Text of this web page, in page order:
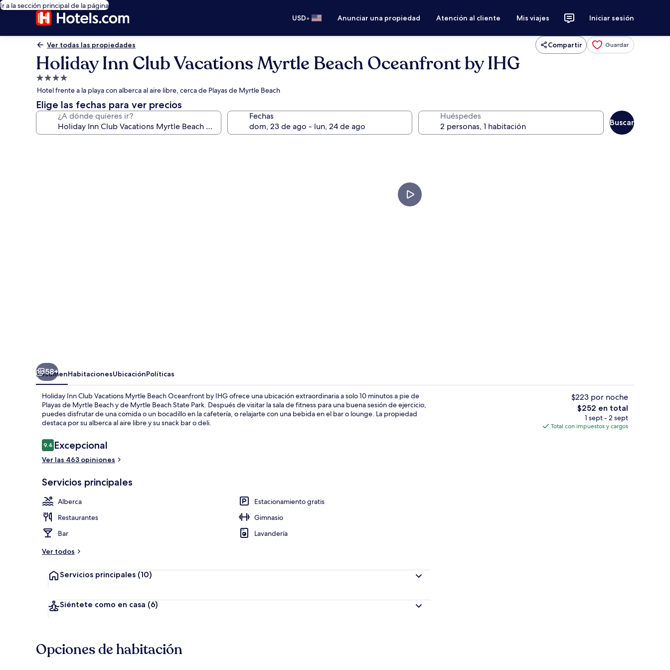
Ir a la sección principal de la página
USD• Anunciar una propiedad Atención al cliente Mis viajes Iniciar sesión
Ver todas las propiedades Compartir Guardar
Holiday Inn Club Vacations Myrtle Beach Oceanfront by IHG
Propiedad
de
4.0
estrellas
Hotel frente a la playa con alberca al aire libre, cerca de Playas de Myrtle Beach
Elige las fechas para ver precios
¿A dónde quieres ir? Fechas Huéspedes
Buscar
Bar (en la propiedad)
58+
ResumenHabitacionesUbicaciónPolíticas
Holiday Inn Club Vacations Myrtle Beach Oceanfront by IHG ofrece una ubicación extraordinaria a solo 10 minutos a pie de
Playas de Myrtle Beach y de Myrtle Beach State Park. Después de visitar la sala de fitness para una buena sesión de ejercicio,
puedes disfrutar de una comida o un bocadillo en la cafetería, o relajarte con una bebida en el bar o lounge. La propiedad
destaca por su alberca al aire libre y su snack bar o deli.
Opiniones
9.49.4 de 10,
Excepcional
Ver las 463 opiniones
Servicios principales
Alberca
Estacionamiento gratis
Restaurantes
Gimnasio
Bar
Lavandería
Ver todos
Servicios principales (10)
Siéntete como en casa (6)
$223 por noche
El
precio
total
$252 en total
1 sept - 2 sept
Total con impuestos y cargos
Opciones de habitación